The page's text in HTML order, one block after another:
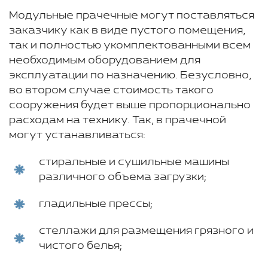
Модульные прачечные могут поставляться
заказчику как в виде пустого помещения,
так и полностью укомплектованными всем
необходимым оборудованием для
эксплуатации по назначению. Безусловно,
во втором случае стоимость такого
сооружения будет выше пропорционально
расходам на технику. Так, в прачечной
могут устанавливаться:
стиральные и сушильные машины
различного объема загрузки;
гладильные прессы;
стеллажи для размещения грязного и
чистого белья;